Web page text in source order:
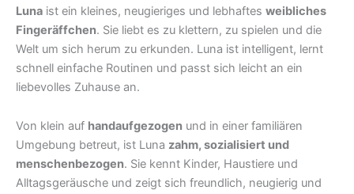
basierend
auf
Kundenbewertung
Preis
war:
€900.00
Preis
ist:
€650.00.
Luna ist ein kleines, neugieriges und lebhaftes weibliches
Fingeräffchen. Sie liebt es zu klettern, zu spielen und die
Welt um sich herum zu erkunden. Luna ist intelligent, lernt
schnell einfache Routinen und passt sich leicht an ein
liebevolles Zuhause an.
Von klein auf handaufgezogen und in einer familiären
Umgebung betreut, ist Luna zahm, sozialisiert und
menschenbezogen. Sie kennt Kinder, Haustiere und
Alltagsgeräusche und zeigt sich freundlich, neugierig und